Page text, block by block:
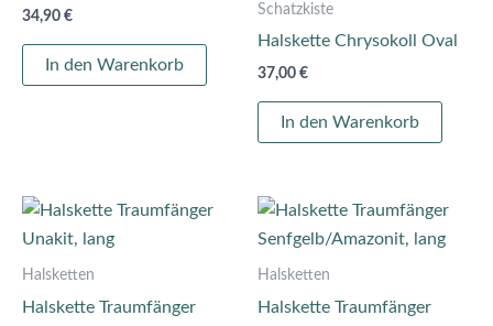
34,90 €
In den Warenkorb
Schatzkiste
Halskette Chrysokoll Oval
37,00 €
In den Warenkorb
Halsketten
Halskette Traumfänger
Halsketten
Halskette Traumfänger